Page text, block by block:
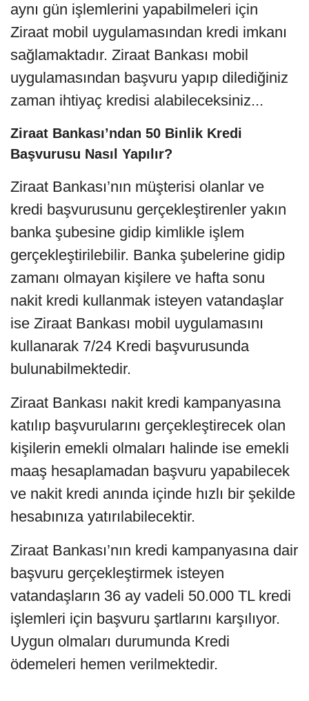
aynı gün işlemlerini yapabilmeleri için
Ziraat mobil uygulamasından kredi imkanı
sağlamaktadır. Ziraat Bankası mobil
uygulamasından başvuru yapıp dilediğiniz
zaman ihtiyaç kredisi alabileceksiniz...
Ziraat Bankası’ndan 50 Binlik Kredi
Başvurusu Nasıl Yapılır?
Ziraat Bankası’nın müşterisi olanlar ve
kredi başvurusunu gerçekleştirenler yakın
banka şubesine gidip kimlikle işlem
gerçekleştirilebilir. Banka şubelerine gidip
zamanı olmayan kişilere ve hafta sonu
nakit kredi kullanmak isteyen vatandaşlar
ise Ziraat Bankası mobil uygulamasını
kullanarak 7/24 Kredi başvurusunda
bulunabilmektedir.
Ziraat Bankası nakit kredi kampanyasına
katılıp başvurularını gerçekleştirecek olan
kişilerin emekli olmaları halinde ise emekli
maaş hesaplamadan başvuru yapabilecek
ve nakit kredi anında içinde hızlı bir şekilde
hesabınıza yatırılabilecektir.
Ziraat Bankası’nın kredi kampanyasına dair
başvuru gerçekleştirmek isteyen
vatandaşların 36 ay vadeli 50.000 TL kredi
işlemleri için başvuru şartlarını karşılıyor.
Uygun olmaları durumunda Kredi
ödemeleri hemen verilmektedir.